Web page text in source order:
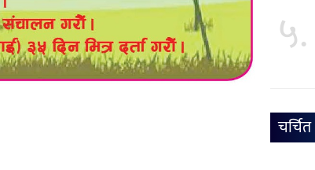
५.
चर्चित